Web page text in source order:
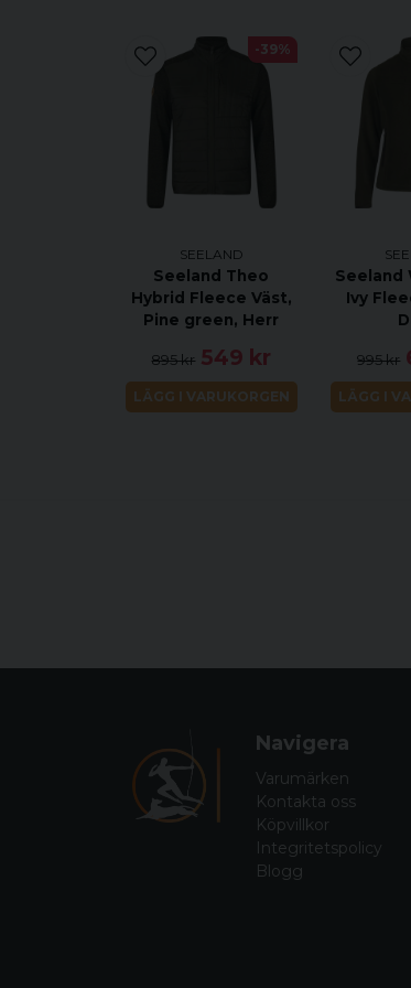
SEELAND
Seeland Theo
Hybrid Fleece Väst,
Pine green, Herr
895 kr 549 kr
LÄGG I VARUKORGEN
-39%
Seeland
Ivy
995 kr
LÄGG I
Navigera
Varumärken
Kontakta oss
Köpvillkor
Integritetspolicy
Blogg